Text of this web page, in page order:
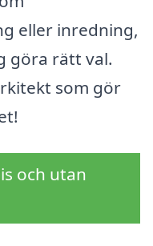
eller inredning,
göra rätt val.
som gör
och utan